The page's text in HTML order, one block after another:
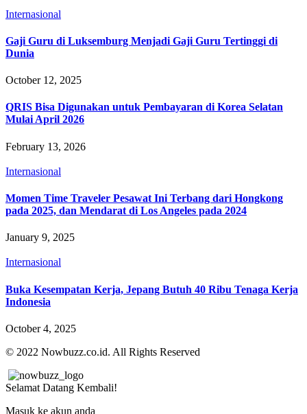
Internasional
Gaji Guru di Luksemburg Menjadi Gaji Guru Tertinggi di
Dunia
October 12, 2025
QRIS Bisa Digunakan untuk Pembayaran di Korea Selatan
Mulai April 2026
February 13, 2026
Internasional
Momen Time Traveler Pesawat Ini Terbang dari Hongkong
pada 2025, dan Mendarat di Los Angeles pada 2024
January 9, 2025
Internasional
Buka Kesempatan Kerja, Jepang Butuh 40 Ribu Tenaga Kerja
Indonesia
October 4, 2025
© 2022 Nowbuzz.co.id. All Rights Reserved
Selamat Datang Kembali!
Masuk ke akun anda